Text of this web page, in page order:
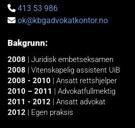
 413 53 986
 ok@kbgadvokatkontor.no
Bakgrunn:
2008 | Juridisk embetseksamen
2008 | Vitenskapelig assistent UiB
2008 - 2010 | Ansatt rettshjelper
2010 – 2011 | Advokatfullmektig
2011 - 2012 | Ansatt advokat
2012 | Egen praksis